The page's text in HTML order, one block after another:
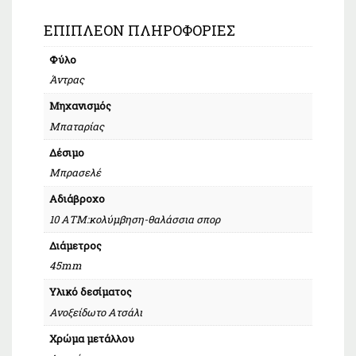
ΕΠΙΠΛΈΟΝ ΠΛΗΡΟΦΟΡΊΕΣ
Φύλο
Άντρας
Μηχανισμός
Μπαταρίας
Δέσιμο
Μπρασελέ
Αδιάβροχο
10 ΑΤΜ:κολύμβηση-θαλάσσια σπορ
Διάμετρος
45mm
Υλικό δεσίματος
Ανοξείδωτο Ατσάλι
Χρώμα μετάλλου